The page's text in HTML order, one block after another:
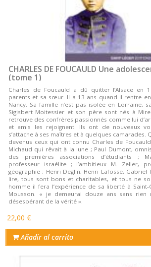
CHARLES DE FOUCAULD Une
(tome 1)
Charles de Foucauld a dû quitter l’Alsace en
parents et sa sœur. Il a 13 ans quand il rentre
Nancy. Sa famille n’est pas isolée en Lorraine,
Sigisbert Moitessier et son père sont nés à
retrouve des confrères passionnés comme lui
et amis les rejoignent. Ils ont de nouveaux
s’attache à ses maîtres et à quelques camarades.
devenus ceux qui ont connu Charles de
Michaud qui rêvait à la lune ; Paul Dumont,
des premières associations d’étudiants ;
professeur israélite ; l’ambitieux M. Zeller,
géographie ; Henri Deglin, Henri Lafosse,
lire, tous sont bons et charitables, et tous ne
homme il fera l’expérience de sa liberté à Saint-
Mousson. « je demeurai douze ans sans rien
désespérant de la vérité ».
22,00 €
Añadir al carrito